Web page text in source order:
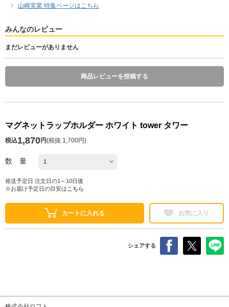
山崎実業 特集ページはこちら
みんなのレビュー
まだレビューがありません
商品レビューを投稿する
マグネットラップホルダー ホワイト tower タワー
税込1,870円(税抜 1,700円)
数 量
発送予定日 注文日の1～10日後
※お届け予定日の目安は こちら
カートに入れる お気に入り
シェアする